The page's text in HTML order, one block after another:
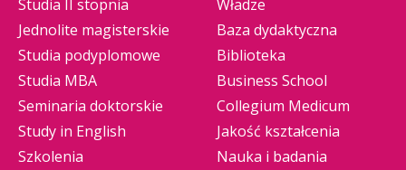
Studia II stopnia
Jednolite magisterskie
Studia podyplomowe
Studia MBA
Seminaria doktorskie
Study in English
Szkolenia
Władze
Baza dydaktyczna
Biblioteka
Business School
Collegium Medicum
Jakość kształcenia
Nauka i badania